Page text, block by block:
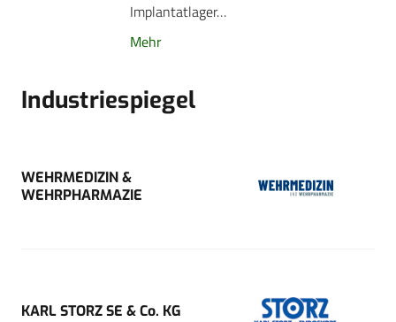
Implantatlager…
Mehr
Industriespiegel
WEHRMEDIZIN &
WEHRPHARMAZIE
KARL STORZ SE & Co. KG